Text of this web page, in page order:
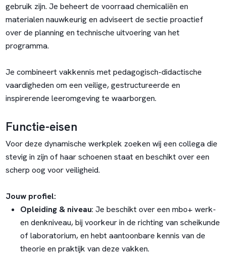
gebruik zijn. Je beheert de voorraad chemicaliën en
materialen nauwkeurig en adviseert de sectie proactief
over de planning en technische uitvoering van het
programma.
Je combineert vakkennis met pedagogisch-didactische
vaardigheden om een veilige, gestructureerde en
inspirerende leeromgeving te waarborgen.
Functie-eisen
Voor deze dynamische werkplek zoeken wij een collega die
stevig in zijn of haar schoenen staat en beschikt over een
scherp oog voor veiligheid.
Jouw profiel:
Opleiding & niveau: Je beschikt over een mbo+ werk-
en denkniveau, bij voorkeur in de richting van scheikunde
of laboratorium, en hebt aantoonbare kennis van de
theorie en praktijk van deze vakken.